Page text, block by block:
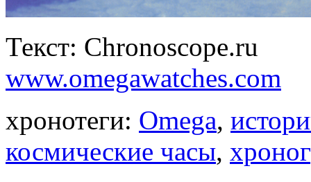
Текст: Chronoscope.ru
www.omegawatches.com
хронотеги: Omega,
космические часы,